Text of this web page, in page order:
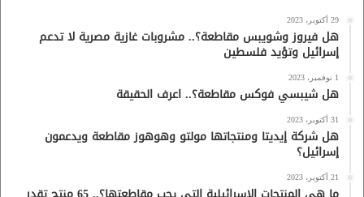
29 أكتوبر، 2023
هل فيروز وشويبس مقاطعة؟.. مشروبات غازية مصرية لا تدعم
إسرائيل وتؤيد فلسطين
1 نوفمبر، 2023
هل شيبسي فوكس مقاطعة؟.. اعرف الحقيقة
31 أكتوبر، 2023
هل شركة إيديتا ومنتجاتها مولتو وهوهوز مقاطعة ويدعمون
إسرائيل؟
21 أكتوبر، 2023